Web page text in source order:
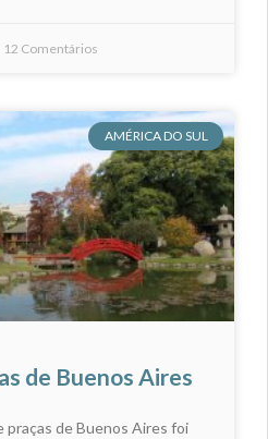
12 Comentários
AMÉRICA DO SUL
de Buenos Aires
praças de Buenos Aires foi